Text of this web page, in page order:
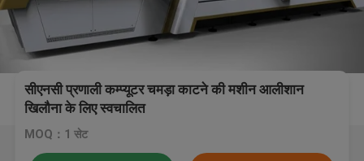
सीएनसी प्रणाली कम्प्यूटर चमड़ा काटने की मशीन आलीशान
खिलौना के लिए स्वचालित
MOQ：1 सेट